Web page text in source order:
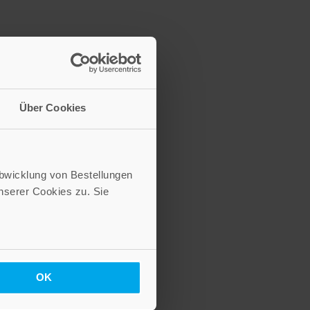
Über Cookies
von Bestellungen
Cookies zu. Sie
OK